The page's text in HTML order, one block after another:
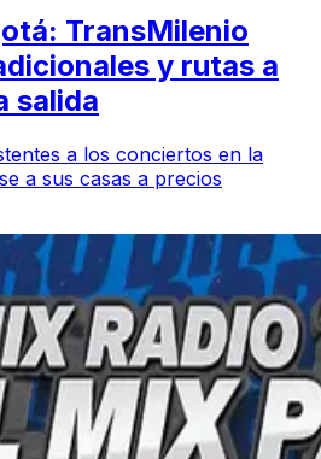
TransMilenio
y rutas a
salida
a los conciertos en la
a sus casas a precios